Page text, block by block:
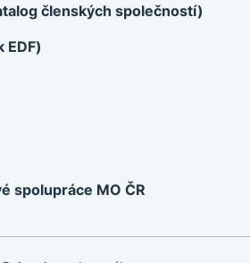
členských společností)
EDF)
spolupráce MO ČR